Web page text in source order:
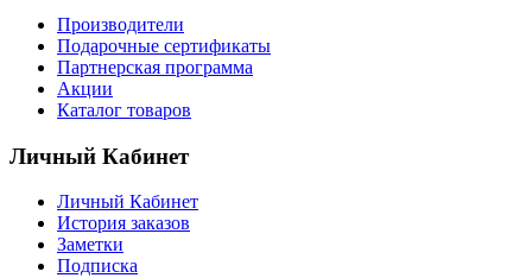
Производители
Подарочные сертификаты
Партнерская программа
Акции
Каталог товаров
Личный Кабинет
Личный Кабинет
История заказов
Заметки
Подписка